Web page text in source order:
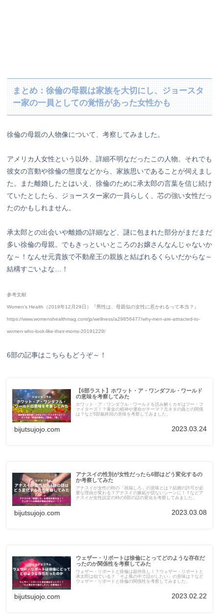
まとめ：徐倫の母親は家族を大切にし、ジョースタ
ー家の一員としての覚悟があった女性かも
徐倫の母親の人物像について、考察してみました。
アメリカ人女性という以外、詳細不明なだったこの人物。それでも
彼女の言動や徐倫の態度などから、家族思いであることが伺えまし
た。また離婚したとはいえ、徐倫のために承太郎の言葉を信じ続け
ていたとしたら、ジョースター家の一員らしく、芯の強い女性だっ
たのかもしれません。
承太郎との出会いや離婚の詳細など、謎に包まれた部分がまだまだ
多い徐倫の母親。でもきっといいところのお嬢さんなんじゃないか
な～！なんせ元貴族で不動産王の親族と結ばれるくらいだからな～
結構すごいよな…！
参考文献
Women's Health（2019年12月29日）『男性は、母親似の女性に惹かれるって本当？』
https://www.womenshealthmag.com/jp/wellness/a29856477/why-men-are-attracted-to-
women-who-look-like-their-moms-20191229/
6部の記事はこちらもどうぞ～！
【6部ラスト】ホワット・ア・ワンダフル・ワールド
の意味を考察してみた
ホワット・ア・ワンダフル・ワールドを読み解くカギはフー・フ
ァイターズ！？黄金の精神や運命がテーマ？元ネタの曲との関係
は？など6部最終回の意味を考察してみました。
bijutsujojo.com 2023.03.24
アナスイの性別が女性だったら6部はどう変化するの
か考察してみた
アナスイが女性の時の「祝福しろ」の意味とは？結婚の許可が必
要な理由が変わる？アナスイの嫉妬が切ないシーンに！？などア
ナスイが女性設定の時の6部の話の変化を考察してみました。
bijutsujojo.com 2023.03.08
ウェザー・リポートは徐倫にとってどのような存在だ
ったのか関係性を考察してみた
ウェザー・リポートと徐倫は超仲良し！？ウェザー・リポートと
承太郎は似ている？「そよ風の中で話がしたい」の意味は？など
ウェザー・リポートと徐倫の関係性を考察してみました。
bijutsujojo.com 2023.02.22